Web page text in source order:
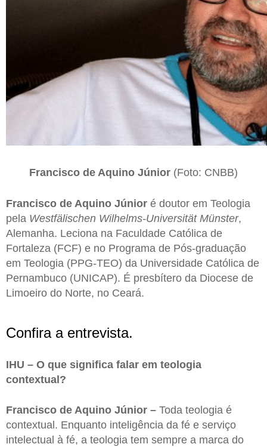
Francisco de Aquino Júnior (Foto: CNBB)
Francisco de Aquino Júnior é doutor em Teologia
pela Westfälischen Wilhelms-Universität Münster,
Alemanha. Leciona na Faculdade Católica de
Fortaleza (FCF) e no Programa de Pós-graduação
em Teologia (PPG-TEO) da Universidade Católica de
Pernambuco (UNICAP). É presbítero da Diocese de
Limoeiro do Norte, no Ceará.
Confira a entrevista.
IHU – O que significa falar em teologia
contextual?
Francisco de Aquino Júnior – Toda teologia é
contextual. Enquanto inteligência da fé e serviço
intelectual à fé, a teologia tem sempre a marca do